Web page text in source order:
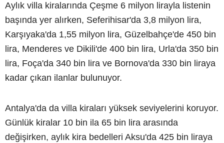
Aylık villa kiralarında Çeşme 6 milyon lirayla listenin
başında yer alırken, Seferihisar'da 3,8 milyon lira,
Karşıyaka'da 1,55 milyon lira, Güzelbahçe'de 450 bin
lira, Menderes ve Dikili'de 400 bin lira, Urla'da 350 bin
lira, Foça'da 340 bin lira ve Bornova'da 330 bin liraya
kadar çıkan ilanlar bulunuyor.
Antalya'da da villa kiraları yüksek seviyelerini koruyor.
Günlük kiralar 10 bin ila 65 bin lira arasında
değişirken, aylık kira bedelleri Aksu'da 425 bin liraya